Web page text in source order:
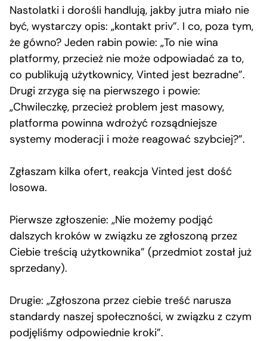
Nastolatki i dorośli handlują, jakby jutra miało nie
być, wystarczy opis: „kontakt priv”. I co, poza tym,
że gówno? Jeden rabin powie: „To nie wina
platformy, przecież nie może odpowiadać za to,
co publikują użytkownicy, Vinted jest bezradne”.
Drugi zrzyga się na pierwszego i powie:
„Chwileczkę, przecież problem jest masowy,
platforma powinna wdrożyć rozsądniejsze
systemy moderacji i może reagować szybciej?”.
Zgłaszam kilka ofert, reakcja Vinted jest dość
losowa.
Pierwsze zgłoszenie: „Nie możemy podjąć
dalszych kroków w związku ze zgłoszoną przez
Ciebie treścią użytkownika” (przedmiot został już
sprzedany).
Drugie: „Zgłoszona przez ciebie treść narusza
standardy naszej społeczności, w związku z czym
podjęliśmy odpowiednie kroki”.